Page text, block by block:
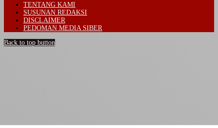
TENTANG KAMI
SUSUNAN REDAKSI
DISCLAIMER
PEDOMAN MEDIA SIBER
Back to top button